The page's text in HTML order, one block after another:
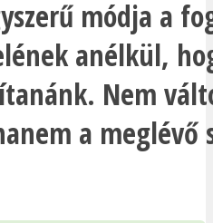
módja a
anélkül,
Nem
a meglévő